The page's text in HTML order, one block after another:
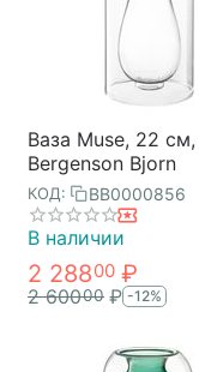
Ваза Muse, 22 см,
Bergenson Bjorn
КОД: BB0000856
В наличии
2 28800 ₽
2 60000 ₽ -12%